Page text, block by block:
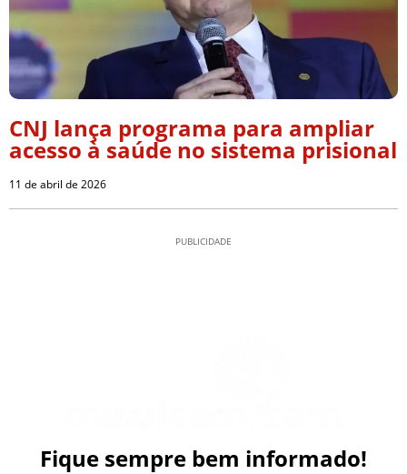
CNJ lança programa para ampliar
acesso à saúde no sistema prisional
11 de abril de 2026
PUBLICIDADE
Fique sempre bem informado!